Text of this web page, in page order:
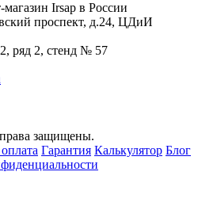
Irsap в России
проспект, д.24, ЦДиИ
ряд 2, стенд № 57
защищены.
Гарантия Калькулятор Блог